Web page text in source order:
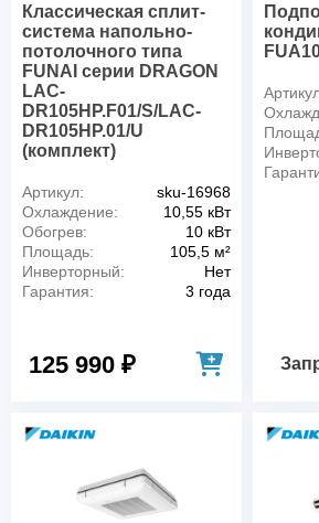
Классическая сплит-
система напольно-
потолочного типа
FUNAI серии DRAGON
LAC-
DR105HP.F01/S/LAC-
DR105HP.01/U
(комплект)
Артикул:
sku-16968
Охлаждение:
10,55 кВт
Обогрев:
10 кВт
Площадь:
105,5 м²
Инверторный:
Нет
Гарантия:
3 года
125 990 ₽